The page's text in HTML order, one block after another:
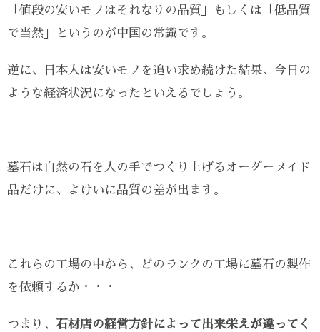
「値段の安いモノはそれなりの品質」もしくは「低品質
で当然」というのが中国の常識です。
逆に、日本人は安いモノを追い求め続けた結果、今日の
ような経済状況になったといえるでしょう。
墓石は自然の石を人の手でつくり上げるオーダーメイド
品だけに、よけいに品質の差が出ます。
これらの工場の中から、どのランクの工場に墓石の製作
を依頼するか・・・
つまり、 石材店の経営方針によって出来栄えが違ってく